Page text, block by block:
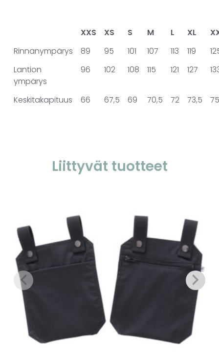
XXS XS S M L XL
Rinnanympärys
89 95 101 107 113 119
Lantion
ympärys
96 102 108 115 121 127
Keskitakapituus 66 67,5 69 70,5 72 73,5 75
Liittyvät tuotteet